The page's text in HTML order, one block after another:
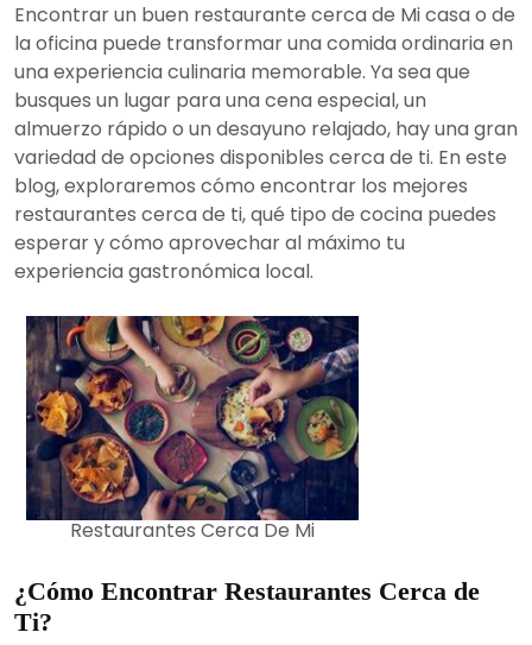
2024
Encontrar un buen restaurante cerca de Mi casa o de
la oficina puede transformar una comida ordinaria en
una experiencia culinaria memorable. Ya sea que
busques un lugar para una cena especial, un
almuerzo rápido o un desayuno relajado, hay una gran
variedad de opciones disponibles cerca de ti. En este
blog, exploraremos cómo encontrar los mejores
restaurantes cerca de ti, qué tipo de cocina puedes
esperar y cómo aprovechar al máximo tu
experiencia gastronómica local.
Restaurantes Cerca De Mi
¿Cómo Encontrar Restaurantes Cerca de
Ti?